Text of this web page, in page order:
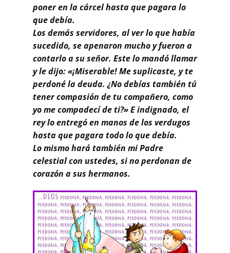
poner en la cárcel hasta que pagara lo
que debía.
Los demás servidores, al ver lo que había
sucedido, se apenaron mucho y fueron a
contarlo a su señor. Este lo mandó llamar
y le dijo: «¡Miserable! Me suplicaste, y te
perdoné la deuda. ¿No debías también tú
tener compasión de tu compañero, como
yo me compadecí de ti?» E indignado, el
rey lo entregó en manos de los verdugos
hasta que pagara todo lo que debía.
Lo mismo hará también mi Padre
celestial con ustedes, si no perdonan de
corazón a sus hermanos.